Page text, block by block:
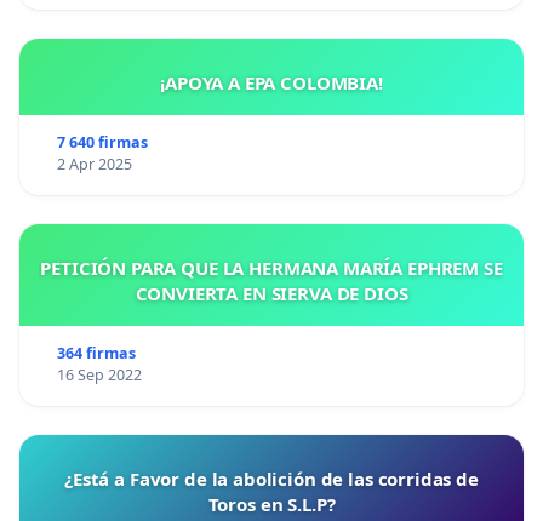
¡APOYA A EPA COLOMBIA!
7 640 firmas
2 Apr 2025
PETICIÓN PARA QUE LA HERMANA MARÍA EPHREM SE
CONVIERTA EN SIERVA DE DIOS
364 firmas
16 Sep 2022
¿Está a Favor de la abolición de las corridas de
Toros en S.L.P?